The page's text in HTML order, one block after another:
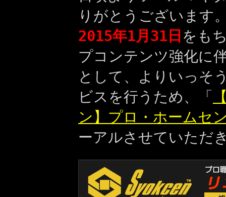
りがとうございます
2015年1月31日 をも
プコンテンツ強化に
として、よりいっそ
ビスを行うため、「
ン】プロ・ホームセ
ーアルさせていただ